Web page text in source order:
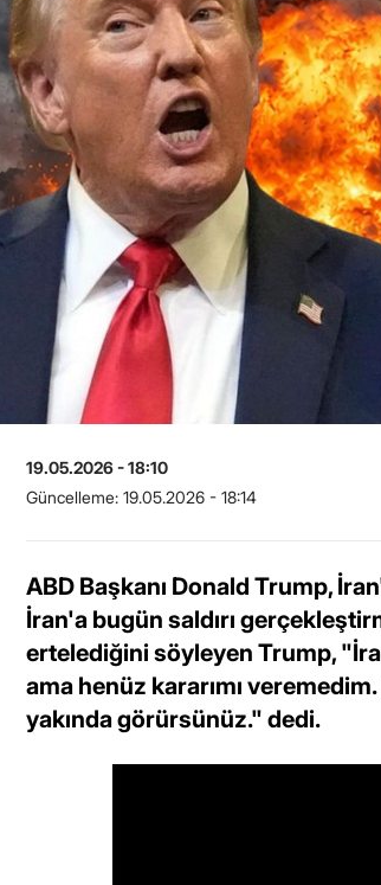
19.05.2026 - 18:10
Güncelleme: 19.05.2026 - 18:14
ABD Başkanı Donald Trump,
İran'a bugün saldırı
ertelediğini söyleyen Trump,
ama henüz kararımı
yakında görürsünüz." dedi.